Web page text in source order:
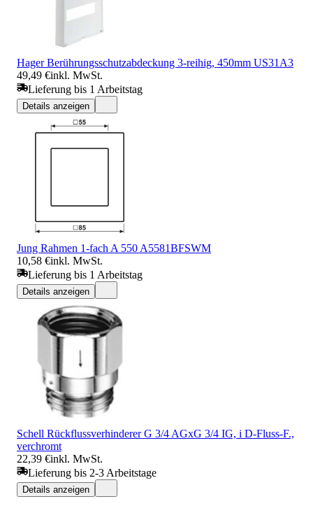
Hager Berührungsschutzabdeckung 3-reihig, 450mm US31A3
49,49 €inkl. MwSt.
Lieferung bis 1 Arbeitstag
Details anzeigen
Jung Rahmen 1-fach A 550 A5581BFSWM
10,58 €inkl. MwSt.
Lieferung bis 1 Arbeitstag
Details anzeigen
Schell Rückflussverhinderer G 3/4 AGxG 3/4 IG, i D-Fluss-F.,
verchromt
22,39 €inkl. MwSt.
Lieferung bis 2-3 Arbeitstage
Details anzeigen